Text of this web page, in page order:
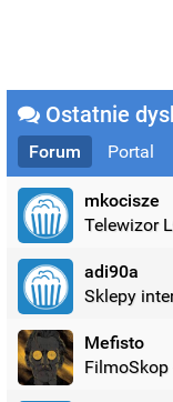
Ostatnie
Forum Portal
mkocisze
Telewizor
adi90a
Sklepy
Mefisto